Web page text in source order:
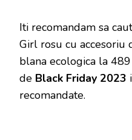
Iti recomandam sa
Girl rosu cu accesoriu
blana ecologica la
de Black Friday 2023
recomandate.